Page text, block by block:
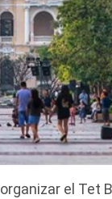
el Tet